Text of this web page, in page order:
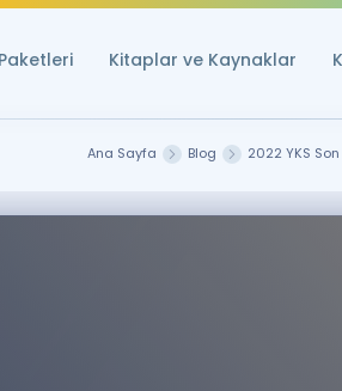
Kitaplar ve Kaynaklar
Ana Sayfa Blog 2022 YKS